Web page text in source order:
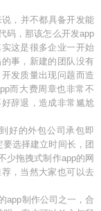
，并不都具备开发能
码，那该怎么开发app
这是很多企业一开始
事，新建的团队没有
发质量出现问题而造
而大费周章也非常不
辞退，造成非常尴尬
好的外包公司承包即
选择建立时间长，团
少拖拽式制作app的网
，当然大家也可以去
app制作公司之一，合